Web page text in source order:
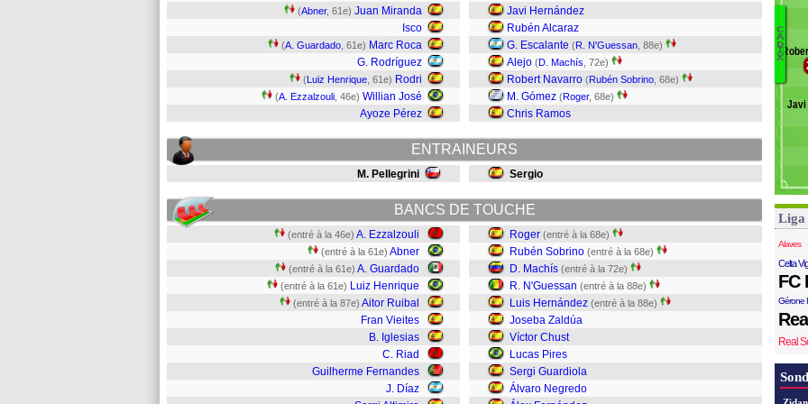
(Abner, 61e) Juan Miranda
Isco
(A. Guardado , 61e) Marc Roca
G. Rodríguez
(Luiz Henrique , 61e) Rodri
(A. Ezzalzouli , 46e) Willian José
Ayoze Pérez
Javi Hernández
Rubén Alcaraz
G. Escalante (R. N'Guessan , 88e)
Alejo (D. Machís , 72e)
Robert Navarro (Rubén Sobrino , 68e)
M. Gómez (Roger, 68e)
Chris Ramos
ENTRAINEURS
M. Pellegrini Sergio
BANCS DE TOUCHE
(entré à la 46e) A. Ezzalzouli
(entré à la 61e) Abner
(entré à la 61e) A. Guardado
(entré à la 61e) Luiz Henrique
(entré à la 87e) Aitor Ruibal
Fran Vieites
B. Iglesias
C. Riad
Guilherme Fernandes
J. Díaz
Roger (entré à la 68e)
Rubén Sobrino (entré à la 68e)
D. Machís (entré à la 72e)
R. N'Guessan (entré à la 88e)
Luis Hernández (entré à la 88e)
Joseba Zaldúa
Víctor Chust
Lucas Pires
Sergi Guardiola
Álvaro Negredo
C
A
D
I
X
Javi
Liga
Alaves
Celta
FC
Gérone
Real